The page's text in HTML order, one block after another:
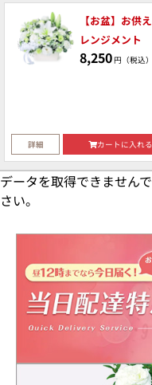
【お盆】お供
レンジメント
8,250円（税込）
詳細 カートに入れる
データを取得できません
さい。